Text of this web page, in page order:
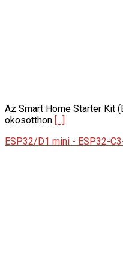
Az Smart Home Starter Kit
okosotthon [...]
ESP32/D1 mini - ESP32-